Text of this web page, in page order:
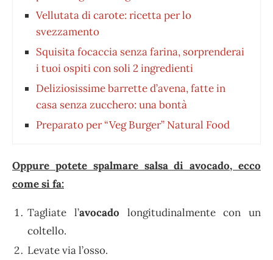
Vellutata di carote: ricetta per lo
svezzamento
Squisita focaccia senza farina, sorprenderai
i tuoi ospiti con soli 2 ingredienti
Deliziosissime barrette d’avena, fatte in
casa senza zucchero: una bontà
Preparato per “Veg Burger” Natural Food
Oppure potete spalmare salsa di avocado, ecco
come si fa:
Tagliate l’avocado longitudinalmente con un
coltello.
Levate via l’osso.